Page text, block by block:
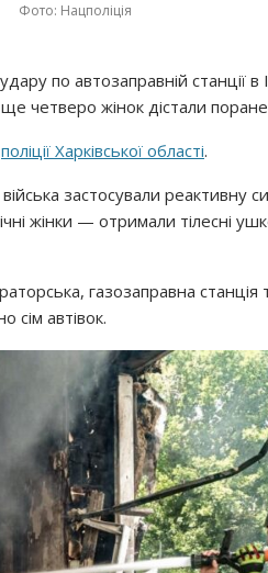
Фото: Нацполіція
по автозаправній станції в
четверо жінок дістали
поліції Харківської області.
застосували реактивну
жінки — отримали тілесні
газозаправна станція
сім автівок.